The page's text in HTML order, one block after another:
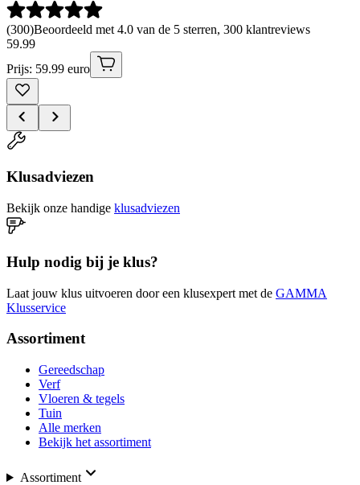
(300)Beoordeeld met 4.0 van de 5 sterren, 300 klantreviews
59.99
Prijs: 59.99 euro
Klusadviezen
Bekijk onze handige klusadviezen
Hulp nodig bij je klus?
Laat jouw klus uitvoeren door een klusexpert met de GAMMA
Klusservice
Assortiment
Gereedschap
Verf
Vloeren & tegels
Tuin
Alle merken
Bekijk het assortiment
Assortiment